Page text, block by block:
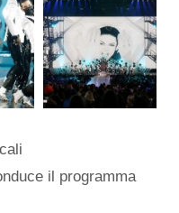
il programma